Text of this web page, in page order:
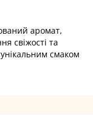
аромат,
свіжості та
смаком